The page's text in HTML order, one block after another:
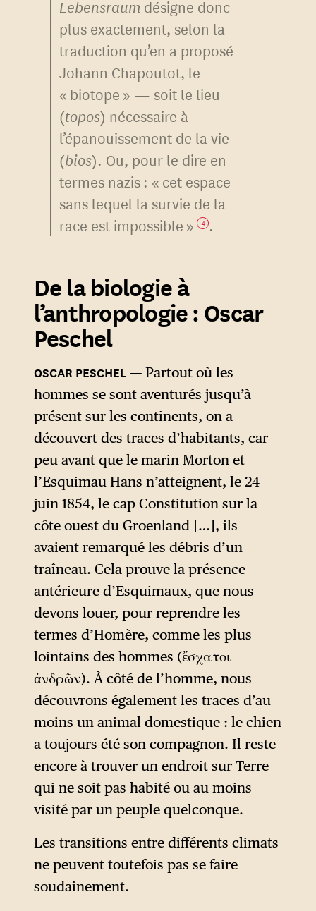
Lebensraum désigne donc
plus exactement, selon la
traduction qu’en a proposé
Johann Chapoutot, le
« biotope » — soit le lieu
(topos) nécessaire à
l’épanouissement de la vie
(bios). Ou, pour le dire en
termes nazis : « cet espace
sans lequel la survie de la
race est impossible » 4 .
De la biologie à
l’anthropologie : Oscar
Peschel
OSCAR PESCHEL
Partout où les
hommes se sont aventurés jusqu’à
présent sur les continents, on a
découvert des traces d’habitants, car
peu avant que le marin Morton et
l’Esquimau Hans n’atteignent, le 24
juin 1854, le cap Constitution sur la
côte ouest du Groenland […], ils
avaient remarqué les débris d’un
traîneau. Cela prouve la présence
antérieure d’Esquimaux, que nous
devons louer, pour reprendre les
termes d’Homère, comme les plus
lointains des hommes (ἔσχατοι
ἀνδρῶν). À côté de l’homme, nous
découvrons également les traces d’au
moins un animal domestique : le chien
a toujours été son compagnon. Il reste
encore à trouver un endroit sur Terre
qui ne soit pas habité ou au moins
visité par un peuple quelconque.
Les transitions entre différents climats
ne peuvent toutefois pas se faire
soudainement.